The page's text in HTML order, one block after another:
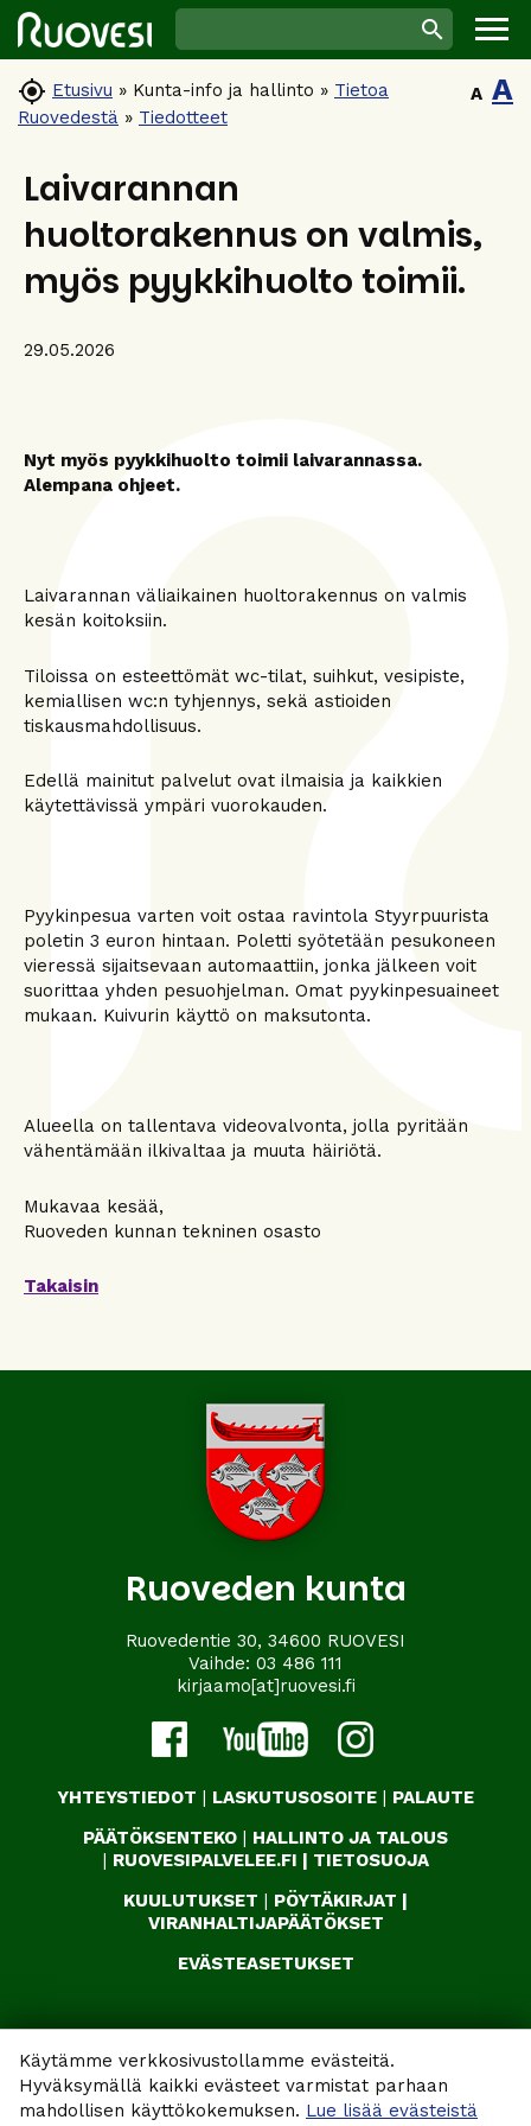
Käytämme verkkosivustollamme evästeitä.
Hyväksymällä kaikki evästeet varmistat parhaan
mahdollisen käyttökokemuksen. Lue lisää evästeistä
 Etusivu » Kunta-info ja hallinto » Tietoa
Ruovedestä » Tiedotteet
A A
Laivarannan
huoltorakennus on valmis,
myös pyykkihuolto toimii.
29.05.2026
Nyt myös pyykkihuolto toimii laivarannassa.
Alempana ohjeet.
Laivarannan väliaikainen huoltorakennus on valmis
kesän koitoksiin.
Tiloissa on esteettömät wc-tilat, suihkut, vesipiste,
kemiallisen wc:n tyhjennys, sekä astioiden
tiskausmahdollisuus.
Edellä mainitut palvelut ovat ilmaisia ja kaikkien
käytettävissä ympäri vuorokauden.
Pyykinpesua varten voit ostaa ravintola Styyrpuurista
poletin 3 euron hintaan. Poletti syötetään pesukoneen
vieressä sijaitsevaan automaattiin, jonka jälkeen voit
suorittaa yhden pesuohjelman. Omat pyykinpesuaineet
mukaan. Kuivurin käyttö on maksutonta.
Alueella on tallentava videovalvonta, jolla pyritään
vähentämään ilkivaltaa ja muuta häiriötä.
Mukavaa kesää,
Ruoveden kunnan tekninen osasto
Takaisin
Ruoveden kunta
Ruovedentie 30, 34600 RUOVESI
Vaihde: 03 486 111
kirjaamo[at]ruovesi.fi
YHTEYSTIEDOT | LASKUTUSOSOITE | PALAUTE
PÄÄTÖKSENTEKO | HALLINTO JA TALOUS
| RUOVESIPALVELEE.FI | TIETOSUOJA
KUULUTUKSET | PÖYTÄKIRJAT |
VIRANHALTIJAPÄÄTÖKSET
EVÄSTEASETUKSET